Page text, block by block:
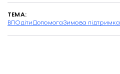
ТЕМА:
ВПОдітиДопомогаЗимова підтримка